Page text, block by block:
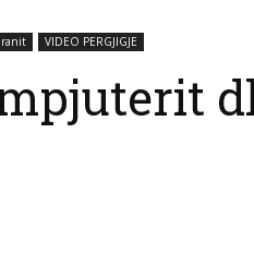
VIDEO PERGJIGJE